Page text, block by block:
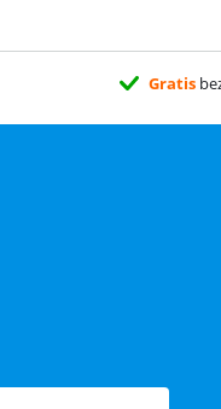
Gratis